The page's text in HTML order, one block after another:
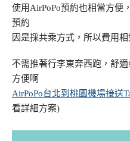
使用AirPoPo預約也相當方便
預約
因是採共乘方式，所以費用
不需推著行李東奔西跑，舒
方便啊
AirPoPo台北到桃園機場接送
看詳細方案)